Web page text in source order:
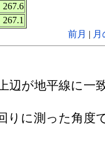
267.6
267.1
前月 |
辺が地平線に一
りに測った角度